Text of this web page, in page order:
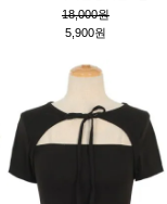
18,000원
5,900원